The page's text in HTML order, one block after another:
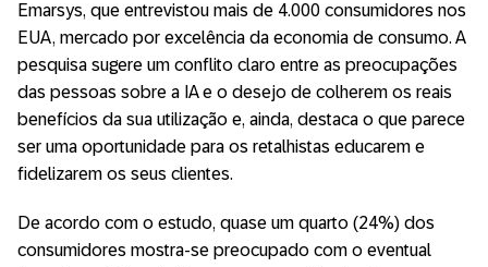
Emarsys, que entrevistou mais de 4.000 consumidores nos
EUA, mercado por excelência da economia de consumo. A
pesquisa sugere um conflito claro entre as preocupações
das pessoas sobre a IA e o desejo de colherem os reais
benefícios da sua utilização e, ainda, destaca o que parece
ser uma oportunidade para os retalhistas educarem e
fidelizarem os seus clientes.
De acordo com o estudo, quase um quarto (24%) dos
consumidores mostra-se preocupado com o eventual